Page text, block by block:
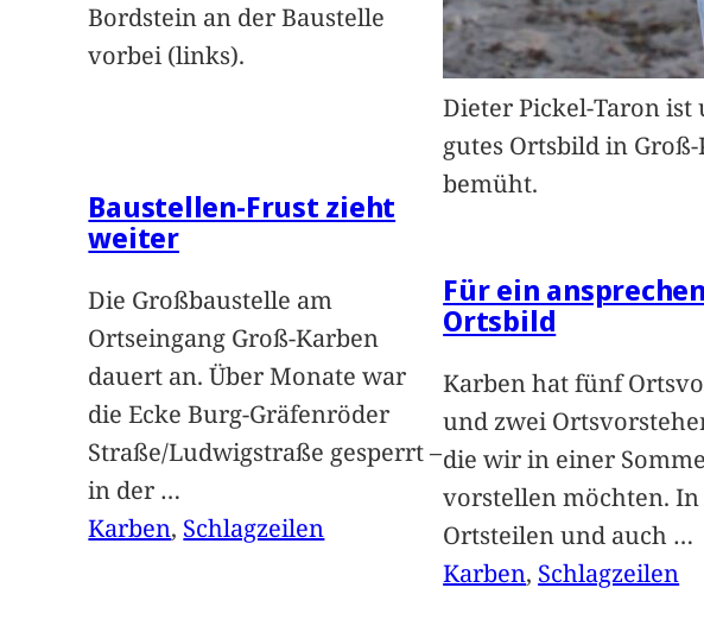
Bordstein an der Baustelle
vorbei (links).
Baustellen-Frust zieht
weiter
Die Großbaustelle am
Ortseingang Groß-Karben
dauert an. Über Monate war
die Ecke Burg-Gräfenröder
Straße/Ludwigstraße gesperrt –
in der …
Karben, Schlagzeilen
Dieter Pickel-Taron ist
gutes Ortsbild in
bemüht.
Für ein
Ortsbild
Karben hat fünf
und zwei
die wir in einer
vorstellen möchten.
Ortsteilen und auch …
Karben, Schlagzeilen